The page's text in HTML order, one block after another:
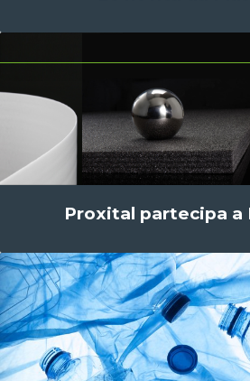
Proxital partecipa a